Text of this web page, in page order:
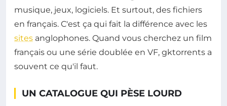
musique, jeux, logiciels. Et surtout, des fichiers
en français. C'est ça qui fait la différence avec les
sites anglophones. Quand vous cherchez un film
français ou une série doublée en VF, gktorrents a
souvent ce qu'il faut.
UN CATALOGUE QUI PÈSE LOURD